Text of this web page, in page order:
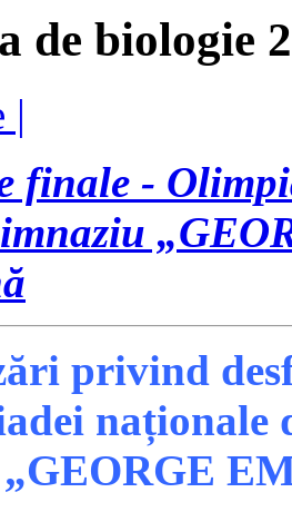
de biologie
|
finale -
privind
naționale
„GEORGE